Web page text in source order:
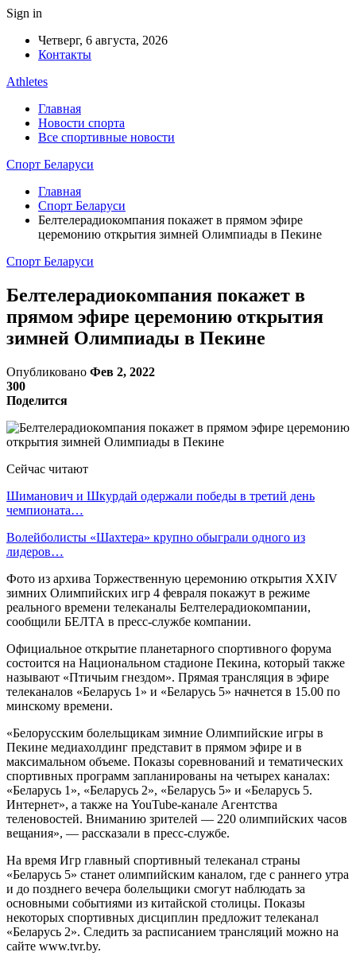
Sign in
Четверг, 6 августа, 2026
Контакты
Athletes
Главная
Новости спорта
Все спортивные новости
Спорт Беларуси
Главная
Спорт Беларуси
Белтелерадиокомпания покажет в прямом эфире
церемонию открытия зимней Олимпиады в Пекине
Спорт Беларуси
Белтелерадиокомпания покажет в
прямом эфире церемонию открытия
зимней Олимпиады в Пекине
Опубликовано Фев 2, 2022
300
Поделится
Сейчас читают
Шиманович и Шкурдай одержали победы в третий день
чемпионата…
Волейболисты «Шахтера» крупно обыграли одного из
лидеров…
Фото из архива Торжественную церемонию открытия XXIV
зимних Олимпийских игр 4 февраля покажут в режиме
реального времени телеканалы Белтелерадиокомпании,
сообщили БЕЛТА в пресс-службе компании.
Официальное открытие планетарного спортивного форума
состоится на Национальном стадионе Пекина, который также
называют «Птичьим гнездом». Прямая трансляция в эфире
телеканалов «Беларусь 1» и «Беларусь 5» начнется в 15.00 по
минскому времени.
«Белорусским болельщикам зимние Олимпийские игры в
Пекине медиахолдинг представит в прямом эфире и в
максимальном объеме. Показы соревнований и тематических
спортивных программ запланированы на четырех каналах:
«Беларусь 1», «Беларусь 2», «Беларусь 5» и «Беларусь 5.
Интернет», а также на YouTube-канале Агентства
теленовостей. Вниманию зрителей — 220 олимпийских часов
вещания», — рассказали в пресс-службе.
На время Игр главный спортивный телеканал страны
«Беларусь 5» станет олимпийским каналом, где с раннего утра
и до позднего вечера болельщики смогут наблюдать за
основными событиями из китайской столицы. Показы
некоторых спортивных дисциплин предложит телеканал
«Беларусь 2». Следить за расписанием трансляций можно на
сайте www.tvr.by.